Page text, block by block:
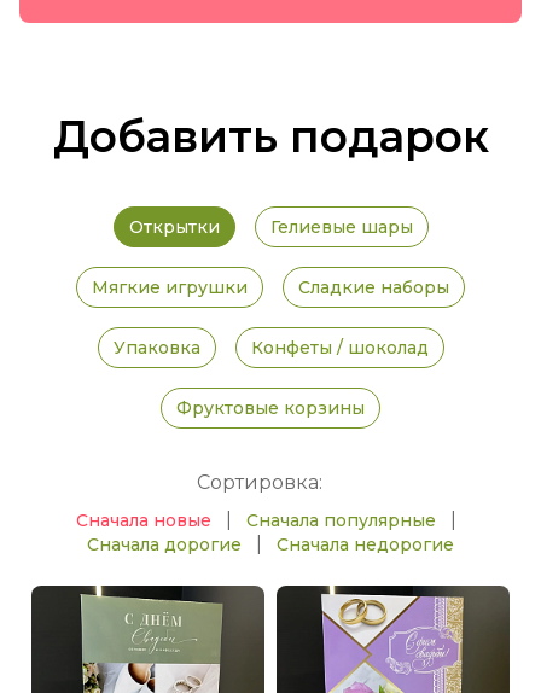
Добавить подарок
Открытки Гелиевые шары
Мягкие игрушки Сладкие наборы
Упаковка Конфеты / шоколад
Фруктовые корзины
Сортировка:
Сначала новые Сначала популярные
Сначала дорогие Сначала недорогие